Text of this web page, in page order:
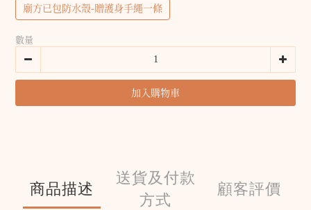
廟方已包防水殼-贈護身手繩一條
數量
加入購物車
商品描述
送貨及付款
方式
顧客評價